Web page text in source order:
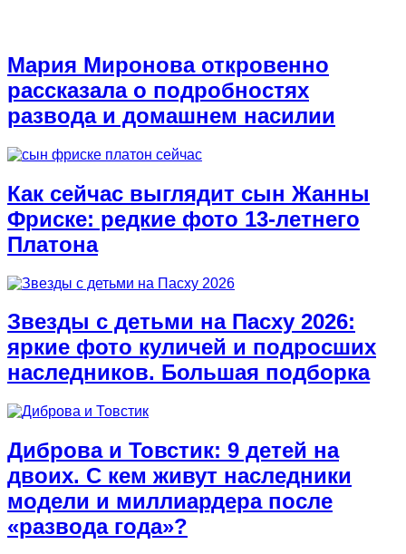
Мария Миронова откровенно
рассказала о подробностях
развода и домашнем насилии
Как сейчас выглядит сын Жанны
Фриске: редкие фото 13-летнего
Платона
Звезды с детьми на Пасху 2026:
яркие фото куличей и подросших
наследников. Большая подборка
Диброва и Товстик: 9 детей на
двоих. С кем живут наследники
модели и миллиардера после
«развода года»?